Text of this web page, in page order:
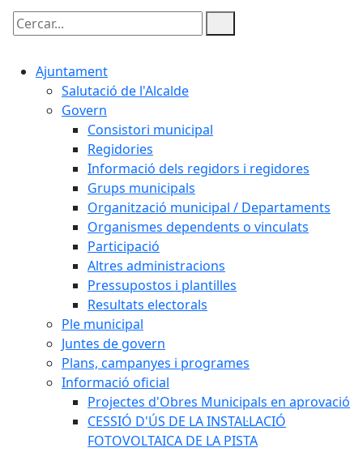
Cercar:
Ajuntament
Salutació de l'Alcalde
Govern
Consistori municipal
Regidories
Informació dels regidors i regidores
Grups municipals
Organització municipal / Departaments
Organismes dependents o vinculats
Participació
Altres administracions
Pressupostos i plantilles
Resultats electorals
Ple municipal
Juntes de govern
Plans, campanyes i programes
Informació oficial
Projectes d'Obres Municipals en aprovació
CESSIÓ D'ÚS DE LA INSTAL·LACIÓ
FOTOVOLTAICA DE LA PISTA